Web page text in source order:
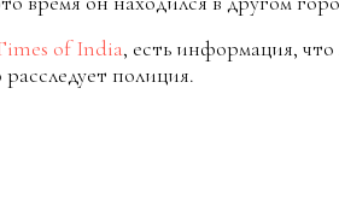
of India, есть информация,
полиция.